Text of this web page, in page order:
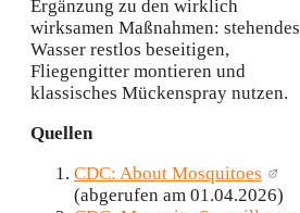
Ergänzung zu den wirklich
wirksamen Maßnahmen: stehendes
Wasser restlos beseitigen,
Fliegengitter montieren und
klassisches Mückenspray nutzen.
Quellen
CDC: About Mosquitoes
(abgerufen am 01.04.2026)